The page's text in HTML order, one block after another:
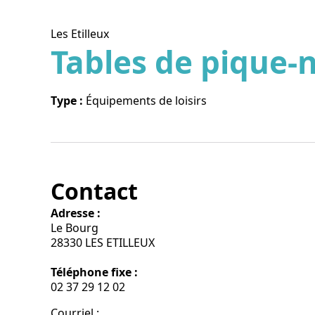
Les Etilleux
Tables de pique-
Type : Équipements de loisirs
Contact
Adresse :
Le Bourg
28330 LES ETILLEUX
Téléphone fixe :
02 37 29 12 02